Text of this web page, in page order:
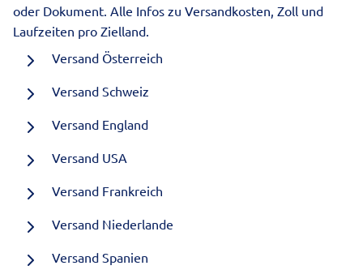
oder Dokument. Alle Infos zu Versandkosten, Zoll und
Laufzeiten pro Zielland.
Versand Österreich
Versand Schweiz
Versand England
Versand USA
Versand Frankreich
Versand Niederlande
Versand Spanien